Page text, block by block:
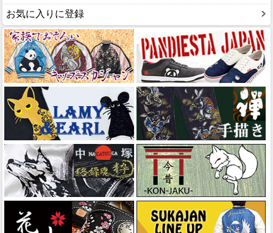
お気に入りに登録